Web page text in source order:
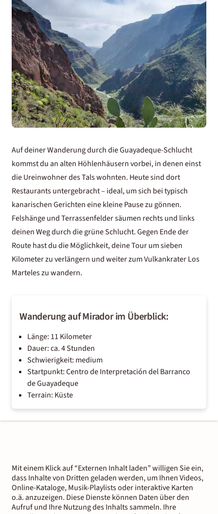
Auf deiner Wanderung durch die Guayadeque-Schlucht
kommst du an alten Höhlenhäusern vorbei, in denen einst
die Ureinwohner des Tals wohnten. Heute sind dort
Restaurants untergebracht – ideal, um sich bei typisch
kanarischen Gerichten eine kleine Pause zu gönnen.
Felshänge und Terrassenfelder säumen rechts und links
deinen Weg durch die grüne Schlucht. Gegen Ende der
Route hast du die Möglichkeit, deine Tour um sieben
Kilometer zu verlängern und weiter zum Vulkankrater Los
Marteles zu wandern.
Wanderung auf Mirador im Überblick:
Länge: 11 Kilometer
Dauer: ca. 4 Stunden
Schwierigkeit: medium
Startpunkt: Centro de Interpretación del Barranco
de Guayadeque
Terrain: Küste
Mit einem Klick auf “Externen Inhalt laden” willigen Sie ein,
dass Inhalte von Dritten geladen werden, um Ihnen Videos,
Online-Kataloge, Musik-Playlists oder interaktive Karten
o.ä. anzuzeigen. Diese Dienste können Daten über den
Aufruf und Ihre Nutzung des Inhalts sammeln. Ihre